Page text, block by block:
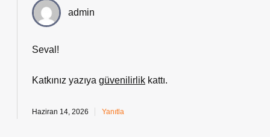
admin
Seval!
Katkınız yazıya güvenilirlik kattı.
Haziran 14, 2026 Yanıtla